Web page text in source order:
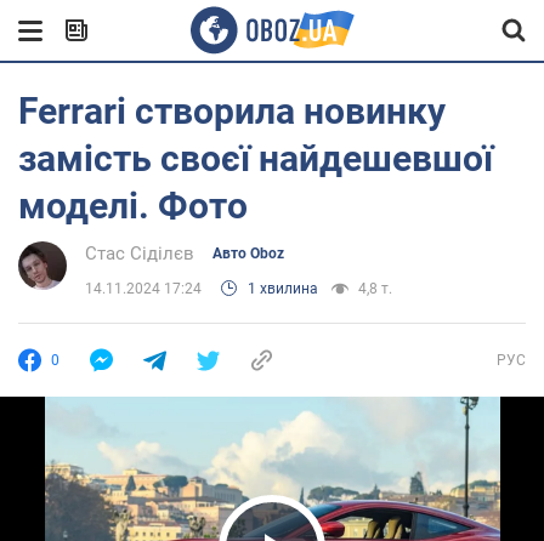
Ferrari створила новинку
замість своєї найдешевшої
моделі. Фото
Стас Сіділєв Авто Oboz
14.11.2024 17:24 1 хвилина 4,8 т.
0 РУС